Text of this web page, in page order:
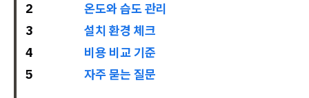
2
온도와 습도 관리
3
설치 환경 체크
4
비용 비교 기준
5
자주 묻는 질문